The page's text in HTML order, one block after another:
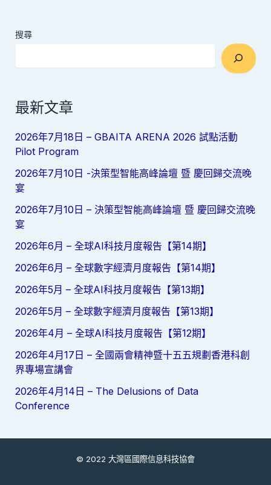
搜尋
最新文章
2026年7月18日 – GBAITA ARENA 2026 試點活動
Pilot Program
2026年7月10日 -決策型智能高峰論壇 暨 慶回歸交流晚
宴
2026年7月10日 – 決策型智能高峰論壇 暨 慶回歸交流晚
宴
2026年6月 – 全球AI科技月度報告【第14期】
2026年6月 – 全球數字經濟月度報告【第14期】
2026年5月 – 全球AI科技月度報告【第13期】
2026年5月 – 全球數字經濟月度報告【第13期】
2026年4月 – 全球AI科技月度報告【第12期】
2026年4月17日 – 全國兩會精神暨十五五規劃香港科創
界專場宣講會
2026年4月14日 – The Delusions of Data
Conference
© 2022 大灣區國際信息科技協會